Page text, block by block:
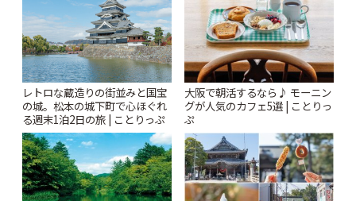
レトロな蔵造りの街並みと国宝
の城。松本の城下町で心ほぐれ
る週末1泊2日の旅 | ことりっぷ
大阪で朝活するなら♪ モーニン
グが人気のカフェ5選 | ことりっ
ぷ